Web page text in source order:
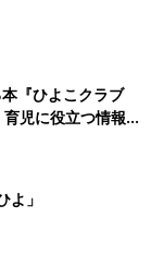
『ひよこクラブ
児に役立つ情報が
よ」